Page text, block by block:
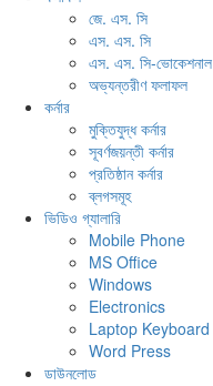
জে. এস. সি
এস. এস. সি
এস. এস. সি-ভোকেশনাল
অভ্যন্তরীণ ফলাফল
কর্নার
মুক্তিযুদ্ধ কর্নার
সূবর্ণজয়ন্তী কর্নার
প্রতিষ্ঠান কর্নার
ব্লগসমূহ
ভিডিও গ্যালারি
Mobile Phone
MS Office
Windows
Electronics
Laptop Keyboard
Word Press
ডাউনলোড